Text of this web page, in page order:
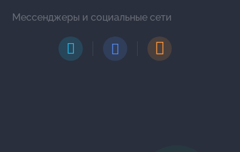
Мессенджеры и социальные сети